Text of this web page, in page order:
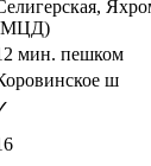
мин. пешком
ш